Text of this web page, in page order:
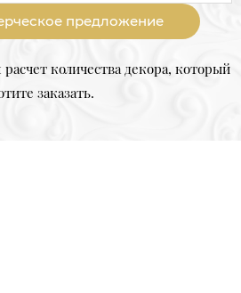
предложение
количества декора, который
заказать.